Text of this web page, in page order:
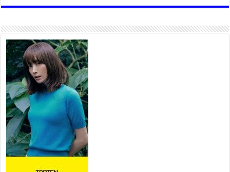
боломжтой-Хүүхэд хөгжүүлэх
төв” байгуулах төсөлд төр,
хувийн хэвшлийн түншлэлийн хүрээнд хамтран
ажиллахыг урьж байна
2026 оны 7 сар 22 / 9 цаг 28 минут
Б.Пүрэвдагва: “Урт цагаан”-ыг
залуучууд чөлөөт цагаа
өнгөрүүлдэг, жуулчид зорьж
ирдэг цэг болгоно
2026 оны 7 сар 21 / 16 цаг 47 минут
Тусгай замын автобус /BRT/ төслийн удирдах
хорооны ээлжит хуралдаан боллоо